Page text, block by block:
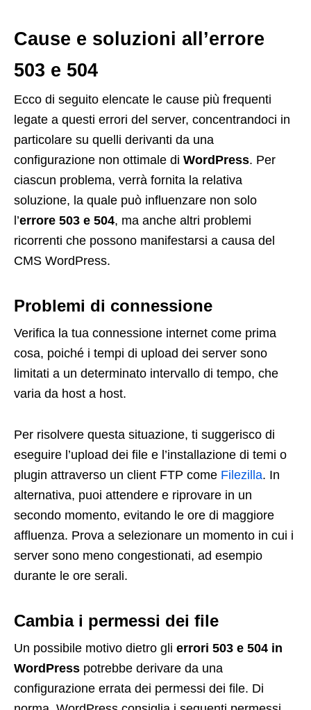
Cause e soluzioni all’errore
503 e 504
Ecco di seguito elencate le cause più frequenti
legate a questi errori del server, concentrandoci in
particolare su quelli derivanti da una
configurazione non ottimale di WordPress. Per
ciascun problema, verrà fornita la relativa
soluzione, la quale può influenzare non solo
l’errore 503 e 504, ma anche altri problemi
ricorrenti che possono manifestarsi a causa del
CMS WordPress.
Problemi di connessione
Verifica la tua connessione internet come prima
cosa, poiché i tempi di upload dei server sono
limitati a un determinato intervallo di tempo, che
varia da host a host.
Per risolvere questa situazione, ti suggerisco di
eseguire l’upload dei file e l’installazione di temi o
plugin attraverso un client FTP come Filezilla. In
alternativa, puoi attendere e riprovare in un
secondo momento, evitando le ore di maggiore
affluenza. Prova a selezionare un momento in cui i
server sono meno congestionati, ad esempio
durante le ore serali.
Cambia i permessi dei file
Un possibile motivo dietro gli errori 503 e 504 in
WordPress potrebbe derivare da una
configurazione errata dei permessi dei file. Di